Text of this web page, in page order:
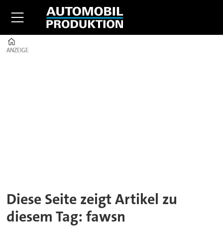
ANZEIGE
ANZEIGE
Diese Seite zeigt Artikel zu
diesem Tag: fawsn